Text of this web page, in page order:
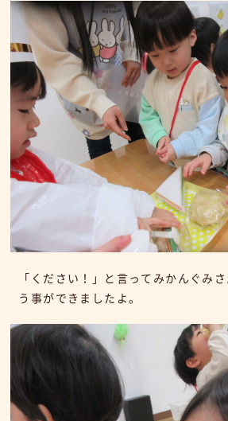
「ください！」と言ってみかんぐみ
う事ができましたよ。